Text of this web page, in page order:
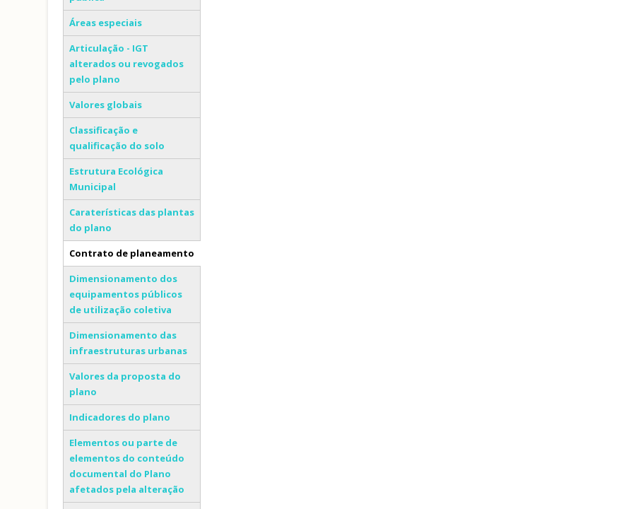
Áreas especiais
Articulação - IGT
alterados ou revogados
pelo plano
Valores globais
Classificação e
qualificação do solo
Estrutura Ecológica
Municipal
Caraterísticas das plantas
do plano
Contrato de planeamento
(separador ativo)
Dimensionamento dos
equipamentos públicos
de utilização coletiva
Dimensionamento das
infraestruturas urbanas
Valores da proposta do
plano
Indicadores do plano
Elementos ou parte de
elementos do conteúdo
documental do Plano
afetados pela alteração